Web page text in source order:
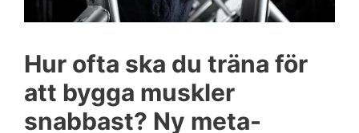
Hur ofta ska du träna för
att bygga muskler
snabbast? Ny meta-